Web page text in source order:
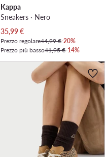
Kappa
Sneakers · Nero
Prezzo attuale
35,99€
Prezzo regolare44,99 €-20%
Prezzo più basso41,95 €-14%